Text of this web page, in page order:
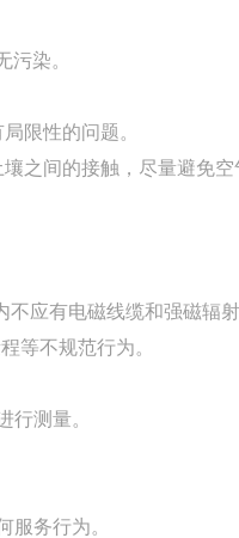
染。
限性的问题。
之间的接触，尽量避免空
应有电磁线缆和强磁辐
等不规范行为。
行测量。
服务行为。